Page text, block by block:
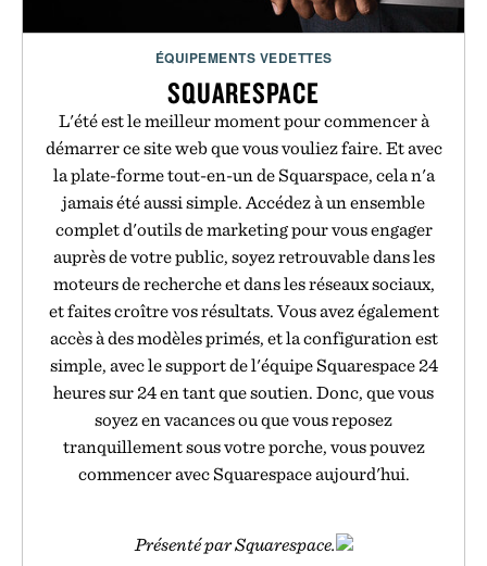
ÉQUIPEMENTS VEDETTES
SQUARESPACE
L'été est le meilleur moment pour commencer à
démarrer ce site web que vous vouliez faire. Et avec
la plate-forme tout-en-un de Squarspace, cela n'a
jamais été aussi simple. Accédez à un ensemble
complet d'outils de marketing pour vous engager
auprès de votre public, soyez retrouvable dans les
moteurs de recherche et dans les réseaux sociaux,
et faites croître vos résultats. Vous avez également
accès à des modèles primés, et la configuration est
simple, avec le support de l'équipe Squarespace 24
heures sur 24 en tant que soutien. Donc, que vous
soyez en vacances ou que vous reposez
tranquillement sous votre porche, vous pouvez
commencer avec Squarespace aujourd'hui.
Présenté par Squarespace.